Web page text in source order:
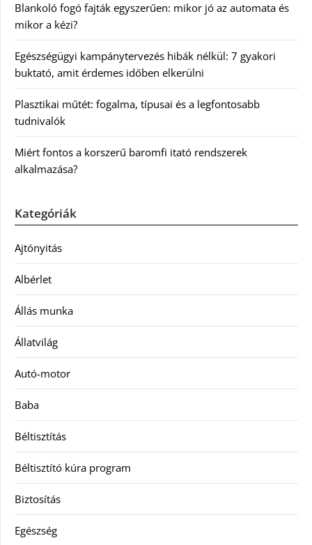
Blankoló fogó fajták egyszerűen: mikor jó az automata és
mikor a kézi?
Egészségügyi kampánytervezés hibák nélkül: 7 gyakori
buktató, amit érdemes időben elkerülni
Plasztikai műtét: fogalma, típusai és a legfontosabb
tudnivalók
Miért fontos a korszerű baromfi itató rendszerek
alkalmazása?
Kategóriák
Ajtónyitás
Albérlet
Állás munka
Állatvilág
Autó-motor
Baba
Béltisztítás
Béltisztító kúra program
Biztosítás
Egészség